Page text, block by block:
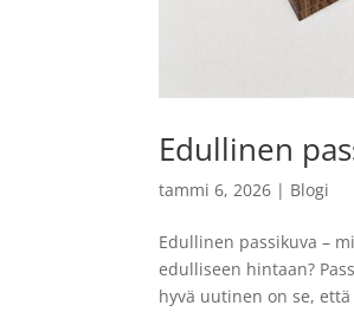
Edullinen
tammi 6, 2026 | Blogi
Edullinen passikuva –
edulliseen hintaan?
hyvä uutinen on se,